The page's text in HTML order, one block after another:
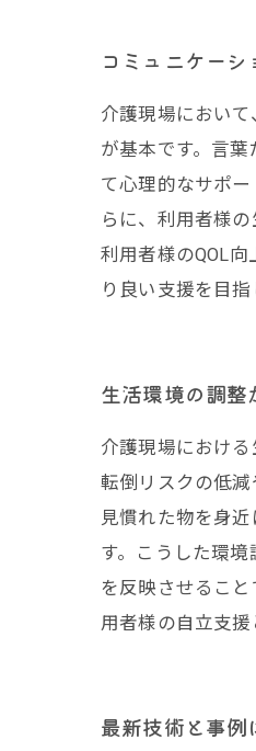
コミュニケー
介護現場におい
が基本です。言
て心理的なサポ
らに、利用者様
利用者様のQOL
り良い支援を目指
生活環境の調
介護現場におけ
転倒リスクの低
見慣れた物を身
す。こうした環
を反映させるこ
用者様の自立支援
最新技術と事